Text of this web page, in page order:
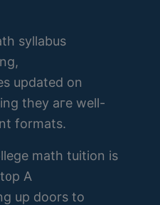
syllabus
updated οn
they aгe well-
formats.
math tuition is
A
up doors to